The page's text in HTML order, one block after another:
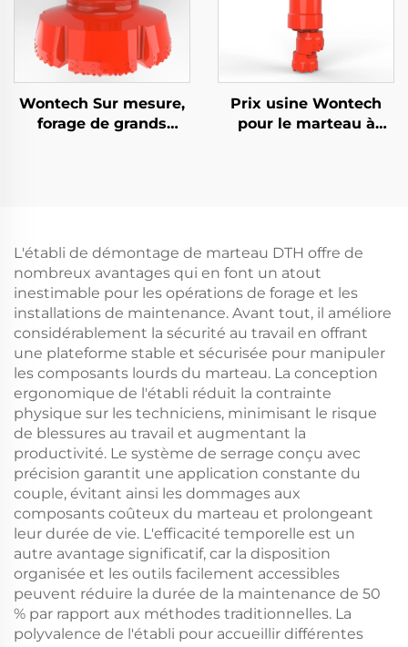
Wontech Sur mesure,
forage de grands
Prix usine Wontech
pour le marteau à
L'établi de démontage de marteau DTH offre de
nombreux avantages qui en font un atout
inestimable pour les opérations de forage et les
installations de maintenance. Avant tout, il améliore
considérablement la sécurité au travail en offrant
une plateforme stable et sécurisée pour manipuler
les composants lourds du marteau. La conception
ergonomique de l'établi réduit la contrainte
physique sur les techniciens, minimisant le risque
de blessures au travail et augmentant la
productivité. Le système de serrage conçu avec
précision garantit une application constante du
couple, évitant ainsi les dommages aux
composants coûteux du marteau et prolongeant
leur durée de vie. L'efficacité temporelle est un
autre avantage significatif, car la disposition
organisée et les outils facilement accessibles
peuvent réduire la durée de la maintenance de 50
% par rapport aux méthodes traditionnelles. La
polyvalence de l'établi pour accueillir différentes